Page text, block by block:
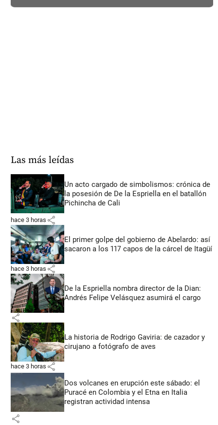
Las más leídas
Un acto cargado de simbolismos: crónica de
la posesión de De la Espriella en el batallón
Pichincha de Cali
hace 3 horas share
El primer golpe del gobierno de Abelardo: así
sacaron a los 117 capos de la cárcel de Itagüí
hace 3 horas share
De la Espriella nombra director de la Dian:
Andrés Felipe Velásquez asumirá el cargo
share
La historia de Rodrigo Gaviria: de cazador y
cirujano a fotógrafo de aves
hace 3 horas share
Dos volcanes en erupción este sábado: el
Puracé en Colombia y el Etna en Italia
registran actividad intensa
share